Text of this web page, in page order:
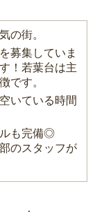
の街。
募集していま
！若葉台は主
です。
いている時間
ルも完備◎
のスタッフが